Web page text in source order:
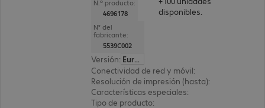
N.º producto:
4696178
N° del
fabricante:
5539C002
Versión:
Europa
Conectividad de red y móvil:
Resolución de impresión (hasta):
Características especiales:
Tipo de producto:
disponibles.